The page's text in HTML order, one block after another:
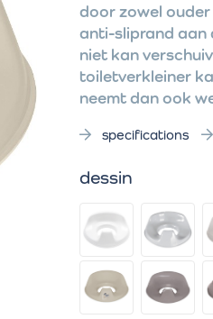
door zowel
anti-sliprand aan
niet kan
toiletverkleiner
neemt dan ook
specifications
dessin